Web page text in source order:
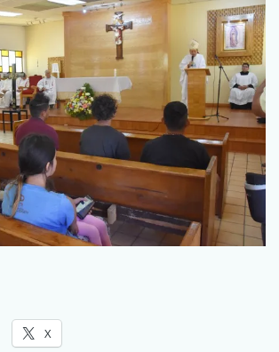
X